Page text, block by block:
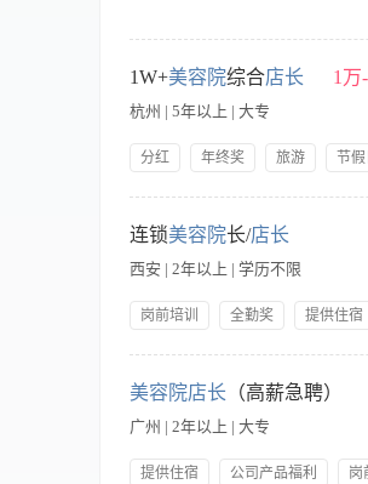
及标准，与其他员工共同制定改善
经营业绩，提供优厚季度奖金； 3、
法定11天假期，另有14天带薪年假
术和销售能力。 3、分析顾客的意见
态，并分析形势，制定对策。 5、
7、选择优质的产品为顾客服务，确
正，形象大方，气质良好，具有管理
的职业技能，熟悉美容业的经营与运
1W+美容院综合店长 1万
杭州 | 5年以上 | 大专
分红 年终奖 旅游 节假
营管理：制定运营计划，设定目标
以上综合美容门店管理运营经验，
诚，能吃苦耐劳，性格开朗，口齿
节日。 【福利待遇】：五险、节假
连锁美容院长/店长
西安 | 2年以上 | 学历不限
岗前培训 全勤奖 提供住宿
续、健康发展。
美容院店长 （高薪急聘）
广州 | 2年以上 | 大专
提供住宿 公司产品福利 岗